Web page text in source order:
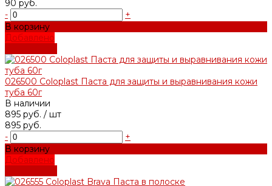
90 руб.
-
+
В корзину
Добавлено
026500 Coloplast Паста для защиты и выравнивания кожи
туба 60г
В наличии
895 руб. / шт
895 руб.
-
+
В корзину
Добавлено